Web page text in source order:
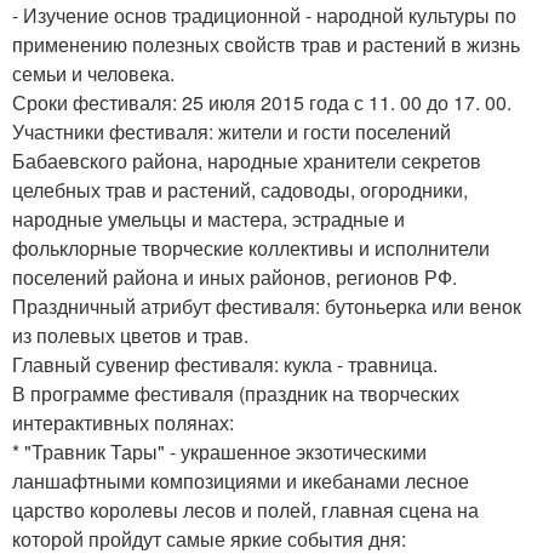
- Изучение основ традиционной - народной культуры по
применению полезных свойств трав и растений в жизнь
семьи и человека.
Сроки фестиваля: 25 июля 2015 года с 11. 00 до 17. 00.
Участники фестиваля: жители и гости поселений
Бабаевского района, народные хранители секретов
целебных трав и растений, садоводы, огородники,
народные умельцы и мастера, эстрадные и
фольклорные творческие коллективы и исполнители
поселений района и иных районов, регионов РФ.
Праздничный атрибут фестиваля: бутоньерка или венок
из полевых цветов и трав.
Главный сувенир фестиваля: кукла - травница.
В программе фестиваля (праздник на творческих
интерактивных полянах:
* "Травник Тары" - украшенное экзотическими
ланшафтными композициями и икебанами лесное
царство королевы лесов и полей, главная сцена на
которой пройдут самые яркие события дня: